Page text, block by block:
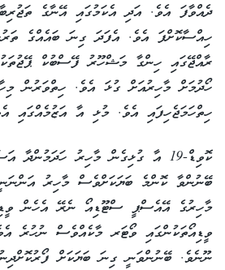
ދެއްވާފަ އެވެ. އަދި އެކަމުގައި އޭނާގެ
ހިއްސާކޮށްފަ އެވެ. އެފަދަ ގިނަ ބައެއްގެ
ރާއްޖޭގައި ހިންގާ މަޝްހޫރު ފޭސްބުކް
ހޯދުމަށް މާހިރުއަށް ގުޅަ އެވެ. ހިތްވަރުން
ހިތްހަމަޖެހިފައި އެވެ. މުޅި އާ އަޒުމެއްގައި
ކޮވިޑް-19 އާ ގުޅިގެން މާހިރު
ބޭނުންވާ ކޮންމެ ބަޔަކަށްވެސް މާހިރު
މާހިރުގެ އޭއެސްޕީ ސްޓޫޑިއޯ ނެރޭ އެހެން
ވީޑިއޯތަކުންގައި ވޯޓަރ މާކެއްވެސް ނުހުރެ
ނޫނެވެ. ބޭނުންވަނީ ގިނަ ބަޔަކަށް